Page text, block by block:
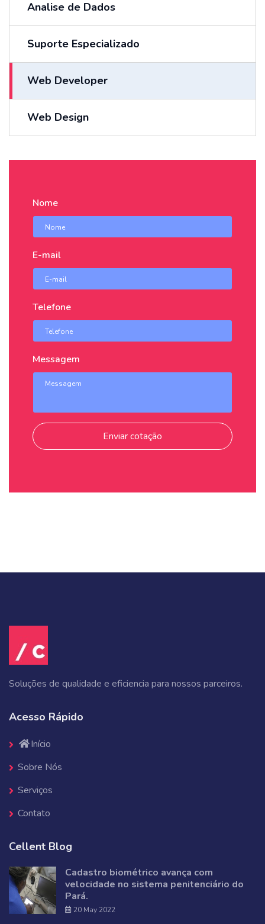
Analise de Dados
Suporte Especializado
Web Developer
Web Design
Nome
E-mail
Telefone
Messagem
Enviar cotação
Soluções de qualidade e eficiencia para nossos parceiros.
Acesso Rápido
Início
Sobre Nós
Serviços
Contato
Cellent Blog
Cadastro biométrico avança com
velocidade no sistema penitenciário do
Pará.
20 May 2022